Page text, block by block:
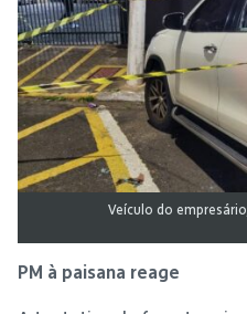
Veículo do
PM à paisana reage